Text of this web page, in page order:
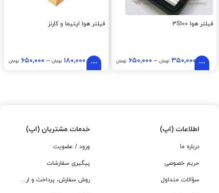
فیلتر هوا 3S100
۳۵۰,۰۰۰ تومان– ۶۵۰,۰۰۰ تومان
فیلتر هوا اپتیما و کارنز
۱۸۰,۰۰۰ تومان – ۶۵۰,۰۰۰ تومان
اطلاعات (اپ)
درباره ما
حریم خصوصی
سؤالات متداول
خدمات مشتریان (اپ)
ورود / عضویت
پیگیری سفارشات
روش سفارش، پرداخت و ارسال